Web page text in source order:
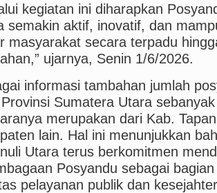
kegiatan ini diharapkan
semakin aktif, inovatif, dan
masyarakat secara terpadu
ujarnya, Senin 1/6/2026.
informasi tambahan jumlah
Sumatera Utara
merupakan dari Kab.
lain. Hal ini menunjukkan
Utara terus berkomitmen
Posyandu sebagai
pelayanan publik dan